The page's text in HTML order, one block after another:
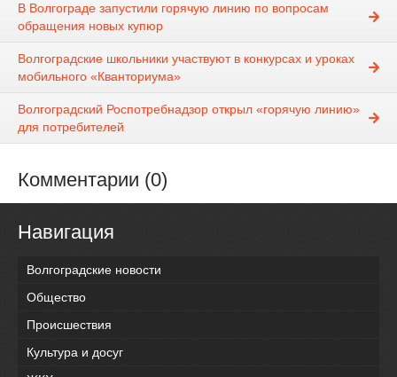
В Волгограде запустили горячую линию по вопросам
обращения новых купюр
Волгоградские школьники участвуют в конкурсах и уроках
мобильного «Кванториума»
Волгоградский Роспотребнадзор открыл «горячую линию»
для потребителей
Комментарии (0)
Навигация
Волгоградские новости
Общество
Происшествия
Культура и досуг